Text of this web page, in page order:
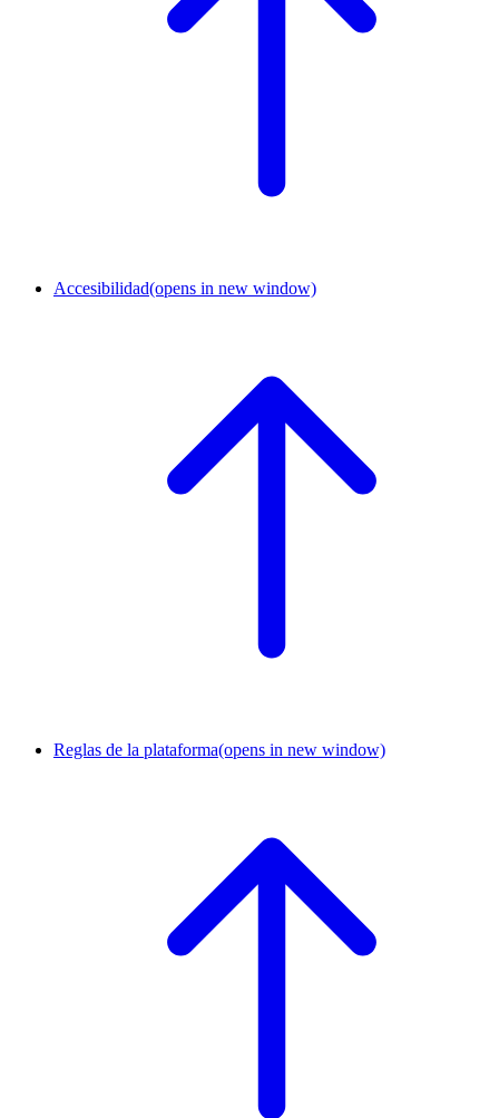
Accesibilidad(opens in new window)
Reglas de la plataforma(opens in new window)